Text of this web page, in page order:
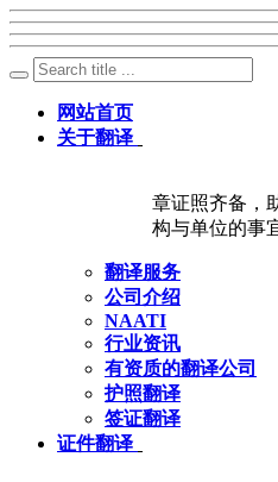
网站首页
关于翻译
章证照齐备，
构与单位的事
翻译服务
公司介绍
NAATI
行业资讯
有资质的翻译公司
护照翻译
签证翻译
证件翻译